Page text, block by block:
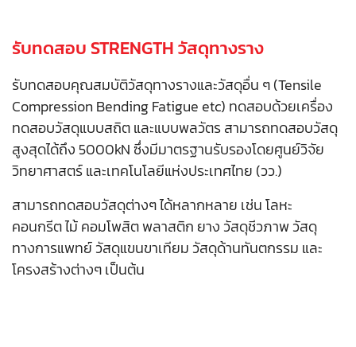
รับทดสอบ STRENGTH วัสดุทางราง
รับทดสอบคุณสมบัติวัสดุทางรางและวัสดุอื่น ๆ (Tensile
Compression Bending Fatigue etc) ทดสอบด้วยเครื่อง
ทดสอบวัสดุแบบสถิต และแบบพลวัตร สามารถทดสอบวัสดุ
สูงสุดได้ถึง 5000kN ซึ่งมีมาตรฐานรับรองโดยศูนย์วิจัย
วิทยาศาสตร์ และเทคโนโลยีแห่งประเทศไทย (วว.)
สามารถทดสอบวัสดุต่างๆ ได้หลากหลาย เช่น โลหะ
คอนกรีต ไม้ คอมโพสิต พลาสติก ยาง วัสดุชีวภาพ วัสดุ
ทางการแพทย์ วัสดุแขนขาเทียม วัสดุด้านทันตกรรม และ
โครงสร้างต่างๆ เป็นต้น